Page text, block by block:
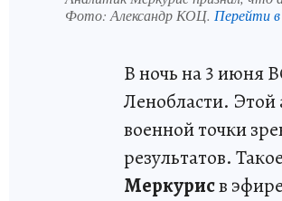
Фото: Александр КОЦ. Перейти
В ночь на 3 июня
Ленобласти. Этой
военной точки
результатов.
Меркурисв